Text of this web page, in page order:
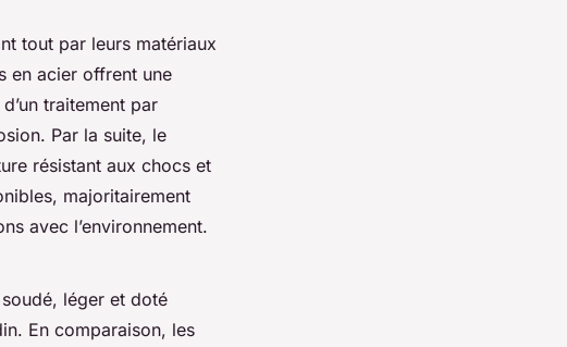
tout par leurs matériaux
en acier offrent une
traitement par
Par la suite, le
résistant aux chocs et
majoritairement
avec l’environnement.
léger et doté
En comparaison, les